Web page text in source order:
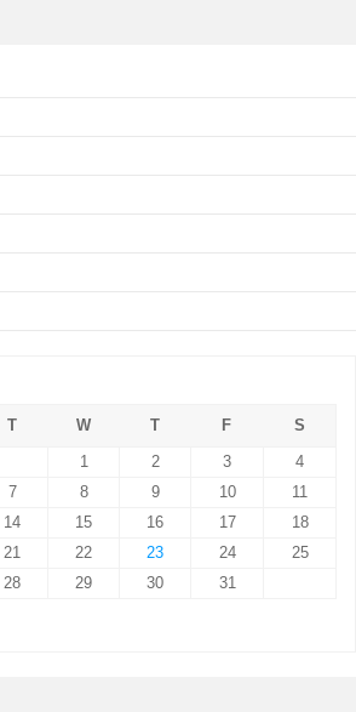
T W T F
S
1
2 3
4
7 8 9 10
11
14 15 16 17
18
21 22 23 24
25
28 29 30
31